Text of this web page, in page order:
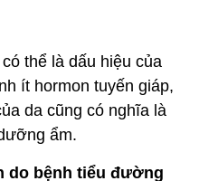
thể là dấu hiệu của
ít hormon tuyến giáp,
da cũng có nghĩa là
ẩm.
do bệnh tiểu đường